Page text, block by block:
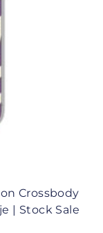
Crossbody
| Stock Sale